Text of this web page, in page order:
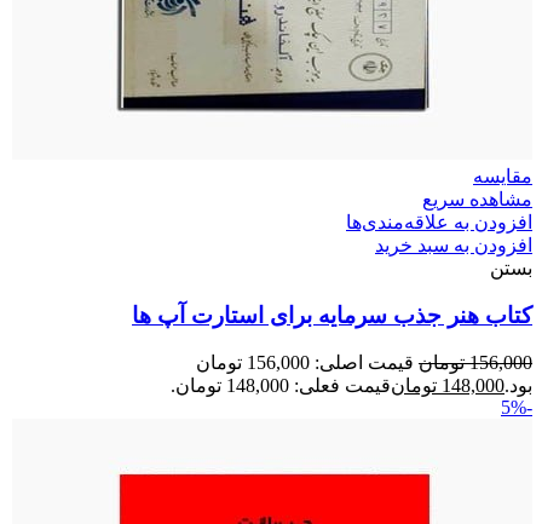
مقایسه
مشاهده سریع
افزودن به علاقه‌مندی‌ها
افزودن به سبد خرید
بستن
کتاب هنر جذب سرمایه برای استارت آپ ها
156,000 تومان
قیمت اصلی: 156,000 تومان
بود.148,000 تومانقیمت فعلی: 148,000 تومان.
-5%